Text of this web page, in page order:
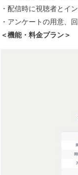
・配信時に視聴者とイ
・アンケートの用意、
＜機能・料金プラン＞